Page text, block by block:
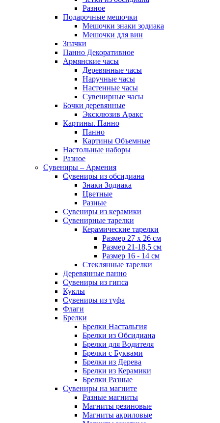
Разное
Подарочные мешочки
Мешочки знаки зодиака
Мешочки для вин
Значки
Панно Декоративное
Армянские часы
Деревянные часы
Наручные часы
Настенные часы
Сувенирные часы
Бочки деревянные
Эксклюзив Аракс
Картины. Панно
Панно
Картины Объемные
Настольные наборы
Разное
Сувениры – Армения
Сувениры из обсидиана
Знаки Зодиака
Цветные
Разные
Сувениры из керамики
Сувенирные тарелки
Керамические тарелки
Размер 27 х 26 см
Размер 21-18,5 см
Размер 16 - 14 см
Стеклянные тарелки
Деревянные панно
Сувениры из гипса
Куклы
Сувениры из туфа
Флаги
Брелки
Брелки Настальгия
Брелки из Обсидиана
Брелки для Водителя
Брелки с Буквами
Брелки из Дерева
Брелки из Керамики
Брелки Разные
Сувениры на магните
Разные магниты
Магниты резиновые
Магниты акриловые